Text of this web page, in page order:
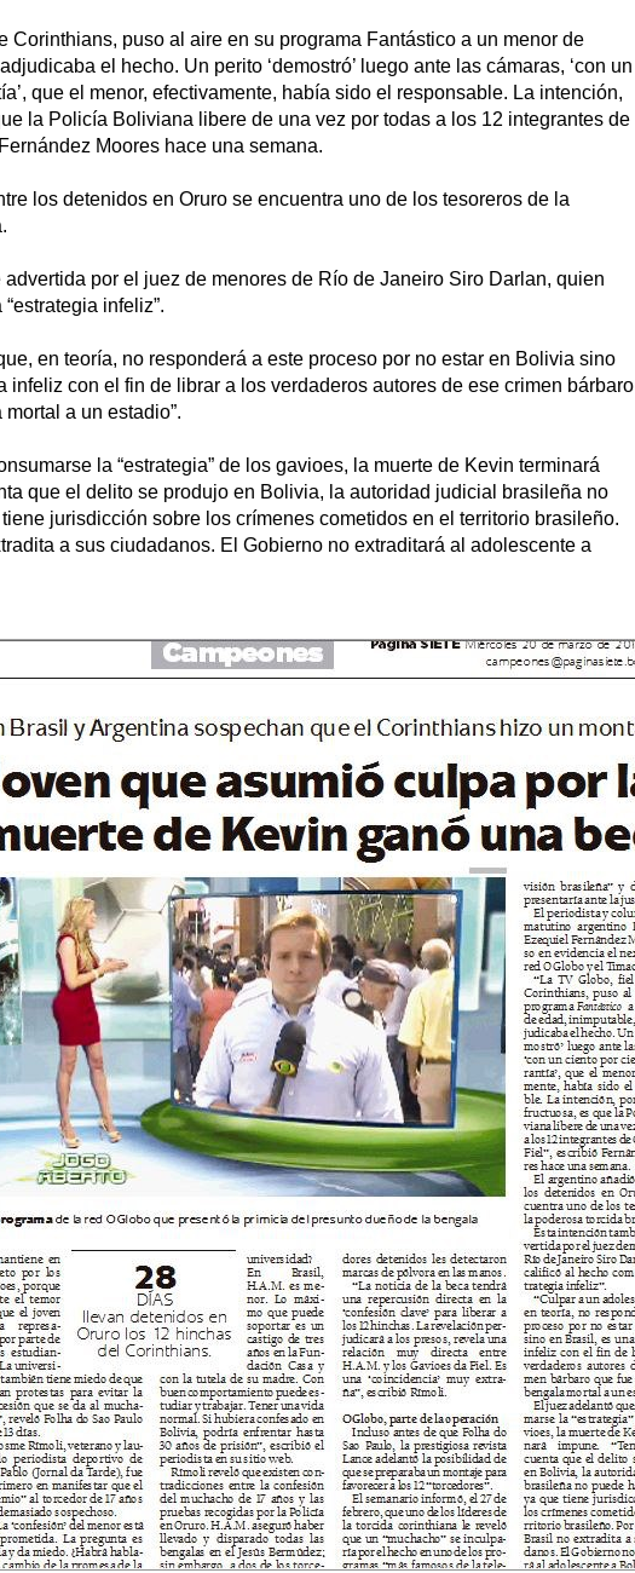
Corinthians, puso al aire en su programa Fantástico a un menor de
el hecho. Un perito ‘demostró’ luego ante las cámaras, ‘con un
que el menor, efectivamente, había sido el responsable. La intención,
la Policía Boliviana libere de una vez por todas a los 12 integrantes de
Moores hace una semana.
los detenidos en Oruro se encuentra uno de los tesoreros de la
por el juez de menores de Río de Janeiro Siro Darlan, quien
infeliz”.
en teoría, no responderá a este proceso por no estar en Bolivia sino
infeliz con el fin de librar a los verdaderos autores de ese crimen bárbaro
a un estadio”.
la “estrategia” de los gavioes, la muerte de Kevin terminará
que el delito se produjo en Bolivia, la autoridad judicial brasileña no
jurisdicción sobre los crímenes cometidos en el territorio brasileño.
a sus ciudadanos. El Gobierno no extraditará al adolescente a